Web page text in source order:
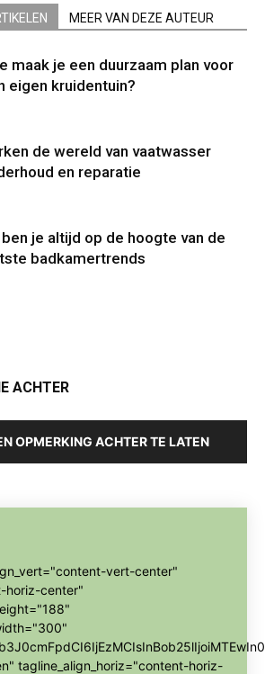
MEER VAN DEZE AUTEUR
maak je een duurzaam plan voor
eigen kruidentuin?
de wereld van vaatwasser
en reparatie
je altijd op de hoogte van de
badkamertrends
ACHTER
OPMERKING ACHTER TE LATEN
vert-center"
horiz-center"
tagline_align_horiz="content-horiz-